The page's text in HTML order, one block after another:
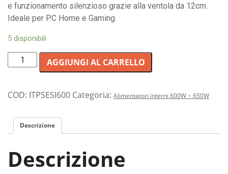
e funzionamento silenzioso grazie alla ventola da 12cm.
Ideale per PC Home e Gaming.
5 disponibili
Alimentatore
per
ITEK
600W:
energia
efficiente
e
AGGIUNGI AL CARRELLO
COD: ITPSESI600 Categoria: Alimentatori interni 600W ~ 650W
Descrizione
Descrizione